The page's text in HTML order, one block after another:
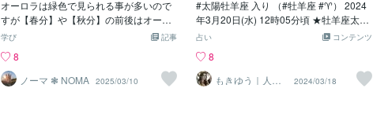
来ていきますよ。その速さに対応できる
ようになるエネルギーが合ってくるとも
言えるでしょう。今回は、これからの時
が出来ますよう宇宙元旦と呼ばれている
春分の流れの中でやっておきたいことを3
つお伝えします。 ① 望みや願いを書き出
忘れがちな「感謝」や「つながり」を思
い出す季節でもあります🌸🙏✨️🍀🌸 春彼
岸とぼたもち🍡春彼岸には「ぼたもち」
牡丹（ぼたん）の花にちなんで「ぼたも
ち」と呼ばれています🌸（秋は「おは
ぎ」になります🍁）小豆の赤色には邪気
オーロラは緑色で見られる事が多いので
すが【春分】や【秋分】の前後はオーロ
ラの活動が活発になりピンク色のオーロ
分・秋分になぜオーロラが活発になるの
か？オーロラは太陽から吹く太陽風が地
球の磁場に影響を与えながら、大気中の
記事
学び
8
ノーマ ❃ NOMA 2025/03/10
#太陽牡羊座 入り （#牡羊座 #♈） 2024
年3月20日(水) 12時05分頃 ★牡羊座太陽
のパワー ・勇気 ・開拓精神 ・前進力 ★
・社会、集団 ★特記 ・精神面での根本変
化 ・未来を向くことが大切 ★効果的なア
ファメーション 「私は、行動していま
コンテンツ
占い
8
もきゆう｜人生
の統治OSプロデ
2024/03/18